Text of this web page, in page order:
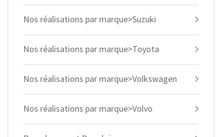
Nos réalisations par marque>Suzuki
Nos réalisations par marque>Toyota
Nos réalisations par marque>Volkswagen
Nos réalisations par marque>Volvo